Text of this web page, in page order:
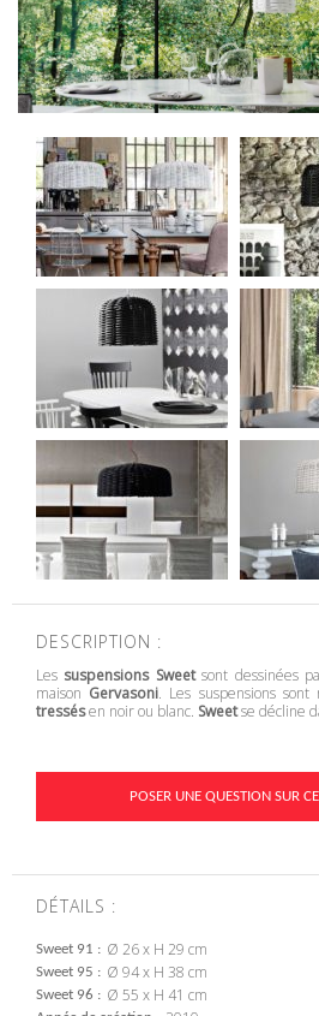
DESCRIPTION :
Les suspensions Sweetsont dessinées
maison Gervasoni. Les suspensions
tressésen noir ou blanc. Sweetse décline
POSER UNE QUESTION SUR
DÉTAILS :
Sweet 91 Ø 26 x H 29 cm
Sweet 95 Ø 94 x H 38 cm
Sweet 96 Ø 55 x H 41 cm